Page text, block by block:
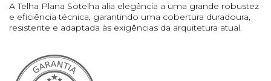
A Telha Plana Sotelha alia elegância a uma grande robustez
e eficiência técnica, garantindo uma cobertura duradoura,
resistente e adaptada às exigências da arquitetura atual.